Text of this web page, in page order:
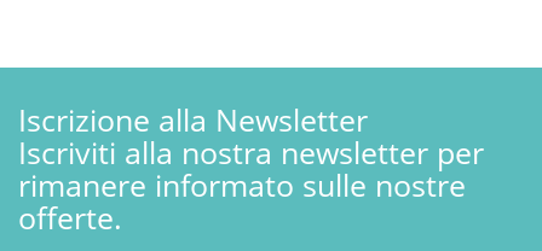
Iscrizione alla Newsletter
Iscriviti alla nostra newsletter per
rimanere informato sulle nostre
offerte.